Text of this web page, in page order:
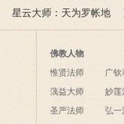
是怎样的？
星云大师：天为罗帐地
为毡，日月星辰伴我眠；
夜间不敢长伸足，恐怕踏
破海底天。
佛教人物
惟贤法师
蕅益大师
圣严法师
广钦
妙莲
弘一